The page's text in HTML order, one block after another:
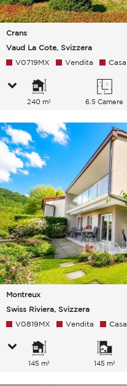
Crans
Vaud La Cote, Svizzera
V0719MX Vendita Casa
240 m² 6.5 Camere
Montreux
Swiss Riviera, Svizzera
V0819MX Vendita Casa
145 m² 145 m²